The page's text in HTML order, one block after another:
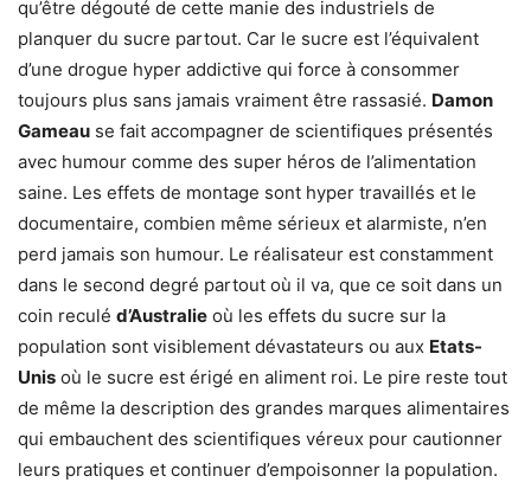
qu’être dégouté de cette manie des industriels de
planquer du sucre partout. Car le sucre est l’équivalent
d’une drogue hyper addictive qui force à consommer
toujours plus sans jamais vraiment être rassasié. Damon
Gameau se fait accompagner de scientifiques présentés
avec humour comme des super héros de l’alimentation
saine. Les effets de montage sont hyper travaillés et le
documentaire, combien même sérieux et alarmiste, n’en
perd jamais son humour. Le réalisateur est constamment
dans le second degré partout où il va, que ce soit dans un
coin reculé d’Australie où les effets du sucre sur la
population sont visiblement dévastateurs ou aux Etats-
Unis où le sucre est érigé en aliment roi. Le pire reste tout
de même la description des grandes marques alimentaires
qui embauchent des scientifiques véreux pour cautionner
leurs pratiques et continuer d’empoisonner la population.